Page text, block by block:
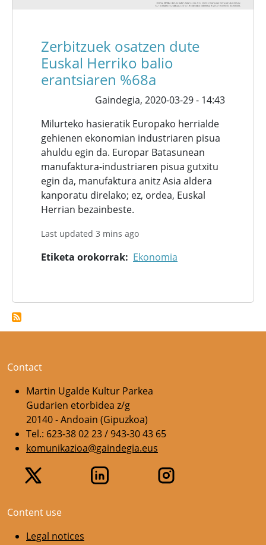
Zerbitzuek osatzen dute
Euskal Herriko balio
erantsiaren %68a
Gaindegia, 2020-03-29 - 14:43
Milurteko hasieratik Europako herrialde
gehienen ekonomian industriaren pisua
ahuldu egin da. Europar Batasunean
manufaktura-industriaren pisua gutxitu
egin da, manufaktura anitz Asia aldera
kanporatu direlako; ez, ordea, Euskal
Herrian bezainbeste.
Last updated 3 mins ago
Etiketa orokorrak Ekonomia
Contact
Martin Ugalde Kultur Parkea
Gudarien etorbidea z/g
20140 - Andoain (Gipuzkoa)
Tel.: 623-38 02 23 / 943-30 43 65
komunikazioa@gaindegia.eus
Content use
Legal notices